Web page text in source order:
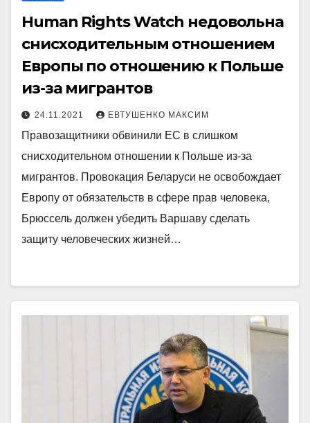
Human Rights Watch недовольна
снисходительным отношением
Европы по отношению к Польше
из-за мигрантов
24.11.2021 ЕВТУШЕНКО МАКСИМ
Правозащитники обвинили ЕС в слишком
снисходительном отношении к Польше из-за
мигрантов. Провокация Беларуси не освобождает
Европу от обязательств в сфере прав человека,
Брюссель должен убедить Варшаву сделать
защиту человеческих жизней…